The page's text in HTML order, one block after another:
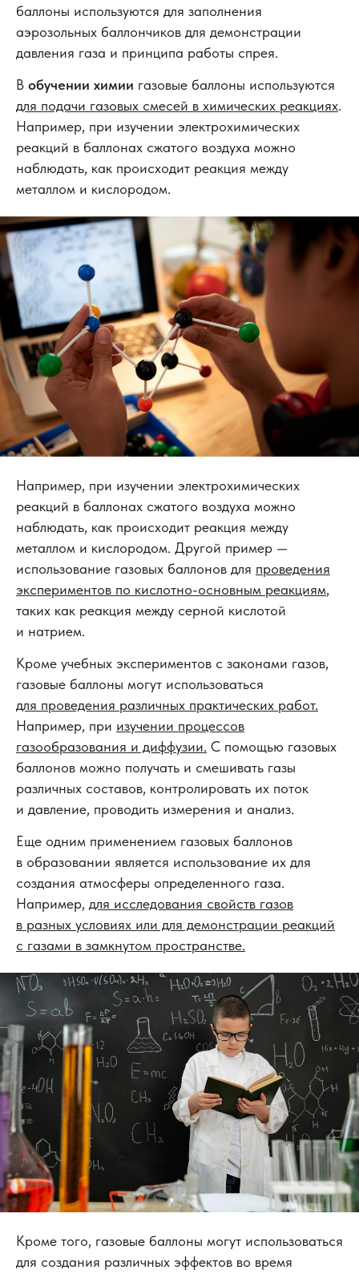
баллоны используются для заполнения
аэрозольных баллончиков для демонстрации
давления газа и принципа работы спрея.
В обучении химии газовые баллоны используются
для подачи газовых смесей в химических реакциях.
Например, при изучении электрохимических
реакций в баллонах сжатого воздуха можно
наблюдать, как происходит реакция между
металлом и кислородом.
Например, при изучении электрохимических
реакций в баллонах сжатого воздуха можно
наблюдать, как происходит реакция между
металлом и кислородом. Другой пример —
использование газовых баллонов для проведения
экспериментов по кислотно-основным реакциям,
таких как реакция между серной кислотой
и натрием.
Кроме учебных экспериментов с законами газов,
газовые баллоны могут использоваться
для проведения различных практических работ.
Например, при изучении процессов
газообразования и диффузии. С помощью газовых
баллонов можно получать и смешивать газы
различных составов, контролировать их поток
и давление, проводить измерения и анализ.
Еще одним применением газовых баллонов
в образовании является использование их для
создания атмосферы определенного газа.
Например, для исследования свойств газов
в разных условиях или для демонстрации реакций
с газами в замкнутом пространстве.
Кроме того, газовые баллоны могут использоваться
для создания различных эффектов во время